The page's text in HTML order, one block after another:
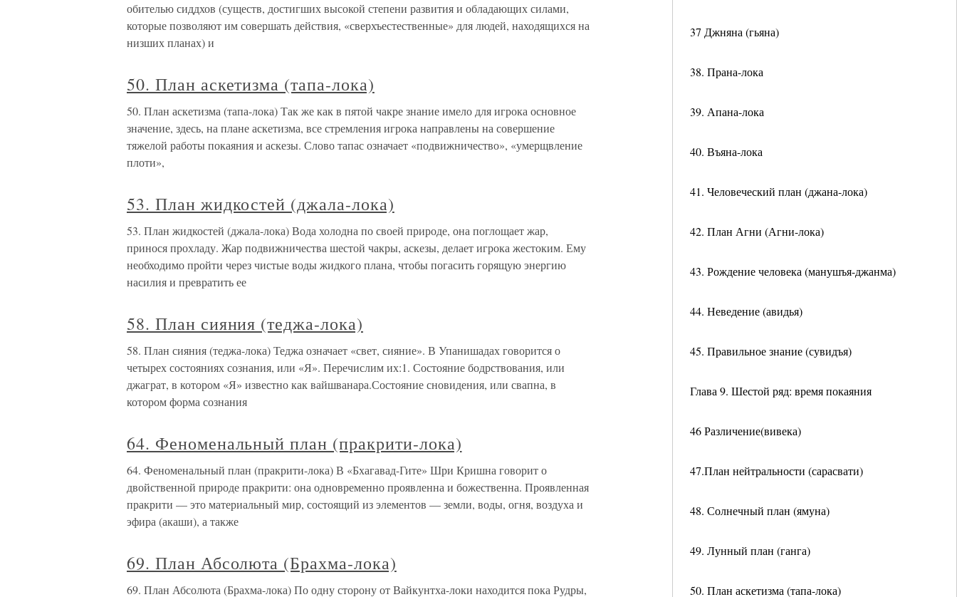
37 Джняна (гьяна)
38. Прана-лока
39. Апана-лока
40. Въяна-лока
41. Человеческий план (джана-лока)
42. План Агни (Агни-лока)
43. Рождение человека (манушъя-джанма)
44. Неведение (авидья)
45. Правильное знание (сувидъя)
Глава 9. Шестой ряд: время покаяния
46 Различение(вивека)
47.План нейтральности (сарасвати)
48. Солнечный план (ямуна)
49. Лунный план (ганга)
50. План аскетизма (тапа-лока)
обителью сиддхов (существ, достигших высокой степени развития и обладающих силами,
которые позволяют им совершать действия, «сверхъестественные» для людей, находящихся на
низших планах) и
50. План аскетизма (тапа-лока)
50. План аскетизма (тапа-лока) Так же как в пятой чакре знание имело для игрока основное
значение, здесь, на плане аскетизма, все стремления игрока направлены на совершение
тяжелой работы покаяния и аскезы. Слово тапас означает «подвижничество», «умерщвление
плоти»,
53. План жидкостей (джала-лока)
53. План жидкостей (джала-лока) Вода холодна по своей природе, она поглощает жар,
принося прохладу. Жар подвижничества шестой чакры, аскезы, делает игрока жестоким. Ему
необходимо пройти через чистые воды жидкого плана, чтобы погасить горящую энергию
насилия и превратить ее
58. План сияния (теджа-лока)
58. План сияния (теджа-лока) Теджа означает «свет, сияние». В Упанишадах говорится о
четырех состояниях сознания, или «Я». Перечислим их:1. Состояние бодрствования, или
джаграт, в котором «Я» известно как вайшванара.Состояние сновидения, или свапна, в
котором форма сознания
64. Феноменальный план (пракрити-лока)
64. Феноменальный план (пракрити-лока) В «Бхагавад-Гите» Шри Кришна говорит о
двойственной природе пракрити: она одновременно проявленна и божественна. Проявленная
пракрити — это материальный мир, состоящий из элементов — земли, воды, огня, воздуха и
эфира (акаши), а также
69. План Абсолюта (Брахма-лока)
69. План Абсолюта (Брахма-лока) По одну сторону от Вайкунтха-локи находится пока Рудры,